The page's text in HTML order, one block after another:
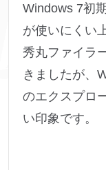
Windows 7初
が使いにくい
秀丸ファイラ
きましたが、
のエクスプロ
い印象です。